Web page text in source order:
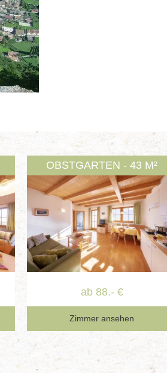
OBSTGARTEN - 43 M²
ab 88.- €
Zimmer ansehen